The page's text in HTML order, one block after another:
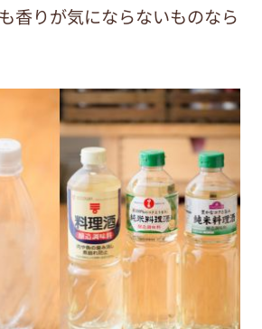
香りが気にならないものなら